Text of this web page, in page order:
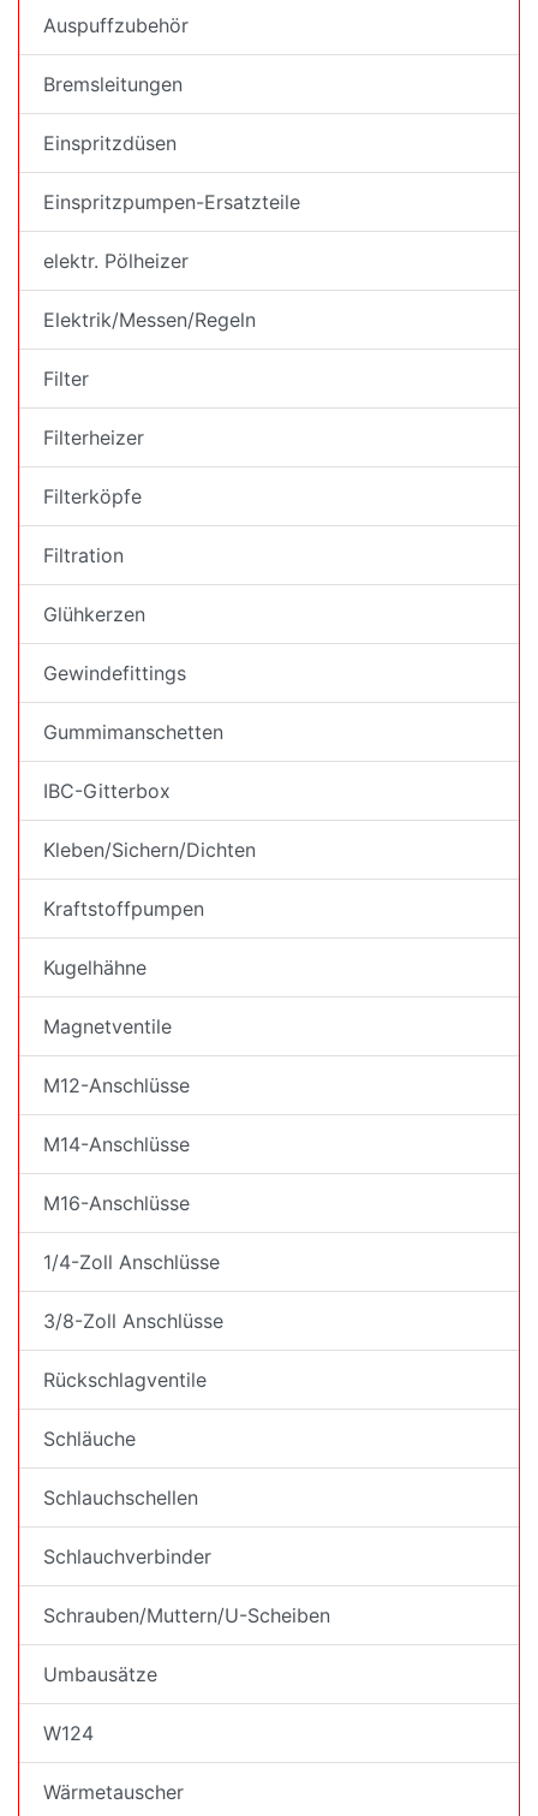
Auspuffzubehör
Bremsleitungen
Einspritzdüsen
Einspritzpumpen-Ersatzteile
elektr. Pölheizer
Elektrik/Messen/Regeln
Filter
Filterheizer
Filterköpfe
Filtration
Glühkerzen
Gewindefittings
Gummimanschetten
IBC-Gitterbox
Kleben/Sichern/Dichten
Kraftstoffpumpen
Kugelhähne
Magnetventile
M12-Anschlüsse
M14-Anschlüsse
M16-Anschlüsse
1/4-Zoll Anschlüsse
3/8-Zoll Anschlüsse
Rückschlagventile
Schläuche
Schlauchschellen
Schlauchverbinder
Schrauben/Muttern/U-Scheiben
Umbausätze
W124
Wärmetauscher